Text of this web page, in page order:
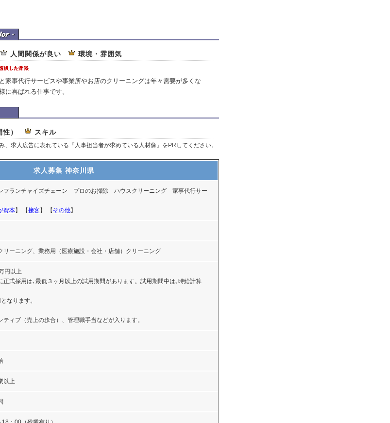
人間関係が良い 環境・雰囲気
家事代行サービスや事業所やお店のクリーニングは年々需要が多くな
に喜ばれる仕事です。
ています
） スキル
求人広告に表れている『人事担当者が求めている人材像』をPRしてください。
求人募集 神奈川県
フランチャイズチェーン プロのお掃除 ハウスクリーニング 家事代行サー
資本】 【接客】 【 その他】
リーニング、業務用（医療施設・会社・店舗）クリーニング
円以上
正式採用は､最低３ヶ月以上の試用期間があります。試用期間中は､時給計算
なります。
ティブ（売上の歩合）、管理職手当などが入ります。
以上